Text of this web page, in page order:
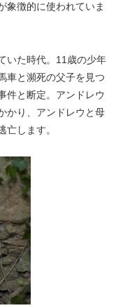
象徴的に使われていま
いた時代。11歳の少年
車と瀕死の父子を見つ
件と断定。アンドレウ
かり、アンドレウと母
します。